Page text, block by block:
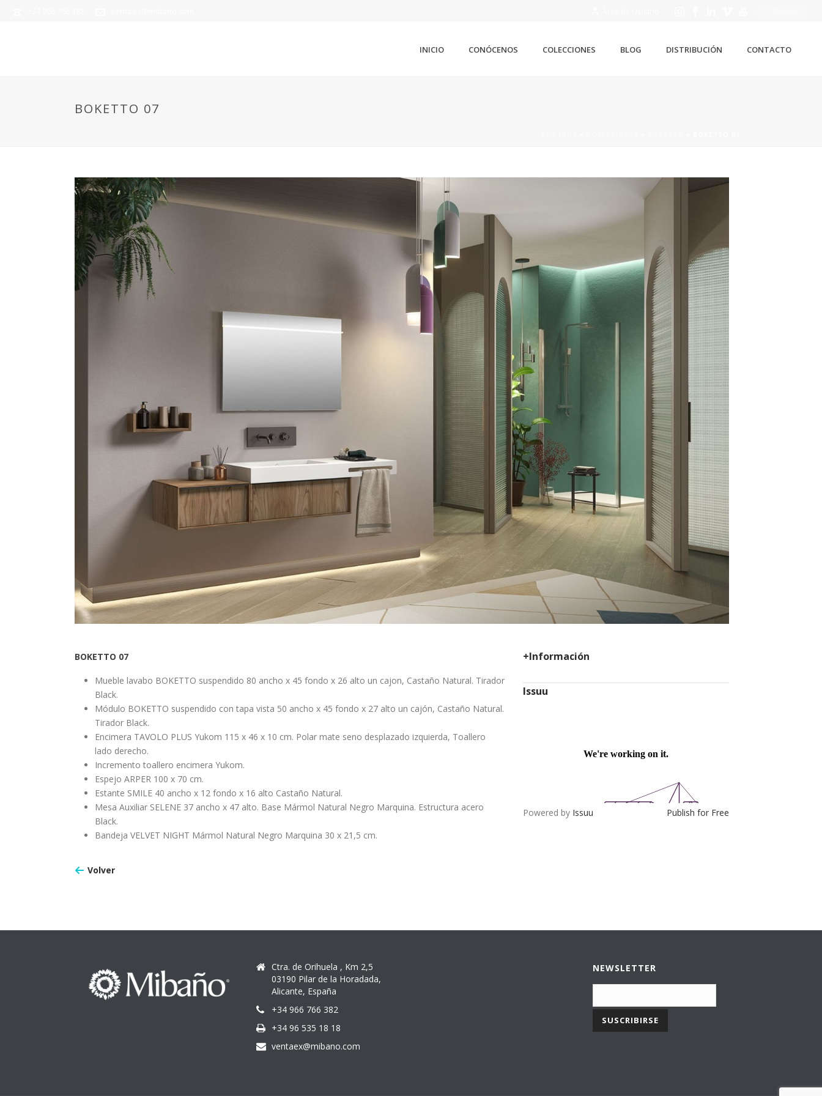
INICIO CONÓCENOS COLECCIONES BLOG DISTRIBUCIÓN CONTACTO
BOKETTO 07
BOKETTO 07
Mueble lavabo BOKETTO suspendido 80 ancho x 45 fondo x 26 alto un cajon, Castaño Natural. Tirador
Black.
Módulo BOKETTO suspendido con tapa vista 50 ancho x 45 fondo x 27 alto un cajón, Castaño Natural.
Tirador Black.
Encimera TAVOLO PLUS Yukom 115 x 46 x 10 cm. Polar mate seno desplazado izquierda, Toallero
lado derecho.
Incremento toallero encimera Yukom.
Espejo ARPER 100 x 70 cm.
Estante SMILE 40 ancho x 12 fondo x 16 alto Castaño Natural.
Mesa Auxiliar SELENE 37 ancho x 47 alto. Base Mármol Natural Negro Marquina. Estructura acero
Black.
Bandeja VELVET NIGHT Mármol Natural Negro Marquina 30 x 21,5 cm.
Volver
+Información
Issuu
Powered by Issuu Publish for Free
Ctra. de Orihuela , Km 2,5
03190 Pilar de la Horadada,
Alicante, España
+34 966 766 382
+34 96 535 18 18
ventaex@mibano.com
NEWSLETTER